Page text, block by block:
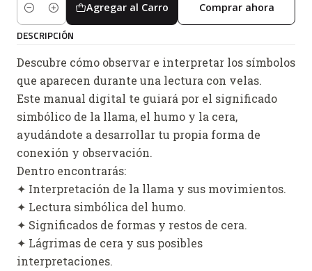
Cantidad
Agregar al Carro Comprar ahora
DESCRIPCIÓN
Descubre cómo observar e interpretar los símbolos
que aparecen durante una lectura con velas.
Este manual digital te guiará por el significado
simbólico de la llama, el humo y la cera,
ayudándote a desarrollar tu propia forma de
conexión y observación.
Dentro encontrarás:
✦ Interpretación de la llama y sus movimientos.
✦ Lectura simbólica del humo.
✦ Significados de formas y restos de cera.
✦ Lágrimas de cera y sus posibles
interpretaciones.